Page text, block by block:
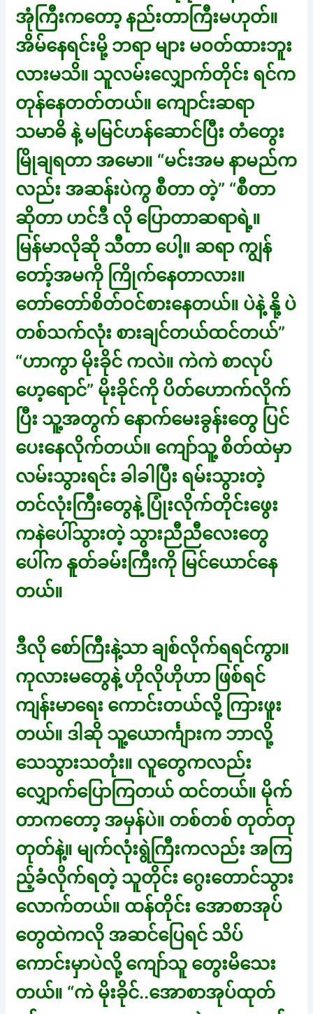
အုံကြီးကတော့ နည်းတာကြီးမဟုတ်။
အိမ်နေရင်းမို့ ဘရာ များ မဝတ်ထားဘူး
လားမသိ။ သူလမ်းလျှောက်တိုင်း ရင်က
တုန်နေတတ်တယ်။ ကျောင်းဆရာ
သမာဓိ နဲ့ မမြင်ဟန်ဆောင်ပြီး တံတွေး
မြိုချရတာ အမော။ “မင်းအမ နာမည်က
လည်း အဆန်းပဲကွ စီတာ တဲ့” “စီတာ
ဆိုတာ ဟင်ဒီ လို ပြောတာဆရာရဲ့။
မြန်မာလိုဆို သီတာ ပေါ့။ ဆရာ ကျွန်
တော့်အမကို ကြိုက်နေတာလား။
တော်တော်စိတ်ဝင်စားနေတယ်။ ပဲနဲ့ နို့ ပဲ
တစ်သက်လုံး စားချင်တယ်ထင်တယ်”
“ဟာကွာ မိုးခိုင် ကလဲ။ ကဲကဲ စာလုပ်
ဟေ့ရောင်” မိုးခိုင်ကို ပိတ်ဟောက်လိုက်
ပြီး သူ့အတွက် နောက်မေးခွန်းတွေ ပြင်
ပေးနေလိုက်တယ်။ ကျော်သူ့ စိတ်ထဲမှာ
လမ်းသွားရင်း ခါခါပြီး ရမ်းသွားတဲ့
တင်လုံးကြီးတွေနဲ့ ပြုံးလိုက်တိုင်းဖွေး
ကနဲပေါ်သွားတဲ့ သွားညီညီလေးတွေ
ပေါ်က နူတ်ခမ်းကြီးကို မြင်ယောင်နေ
တယ်။
ဒီလို စော်ကြီးနဲ့သာ ချစ်လိုက်ရရင်ကွာ။
ကုလားမတွေနဲ့ ဟိုလိုဟိုဟာ ဖြစ်ရင်
ကျန်းမာရေး ကောင်းတယ်လို့ ကြားဖူး
တယ်။ ဒါဆို သူ့ယောင်္ကျားက ဘာလို့
သေသွားသတုံး။ လူတွေကလည်း
လျှောက်ပြောကြတယ် ထင်တယ်။ မိုက်
တာကတော့ အမှန်ပဲ။ တစ်တစ် တုတ်တု
တုတ်နဲ့။ မျက်လုံးရွဲကြီးကလည်း အကြ
ည့်ခံလိုက်ရတဲ့ သူတိုင်း ဂွေးတောင်သွား
လောက်တယ်။ ထန်တိုင်း အောစာအုပ်
တွေထဲကလို အဆင်ပြေရင် သိပ်
ကောင်းမှာပဲလို့ ကျော်သူ တွေးမိသေး
တယ်။ “ကဲ မိုးခိုင်..အောစာအုပ်ထုတ်